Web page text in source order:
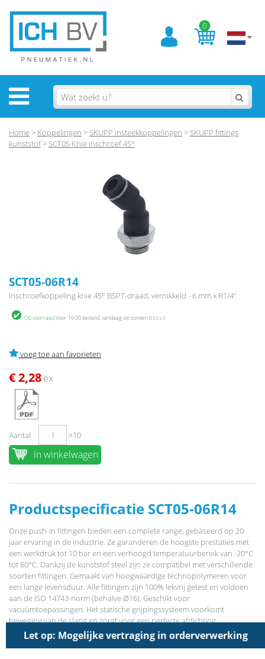
0
Let op: Mogelijke vertraging in orderverwerking
Home> Koppelingen >SKUPP insteekkoppelingen >SKUPP fittings
kunststof>SCT05 Knie inschroef 45°
SCT05-06R14
Inschroefkoppeling knie 45° BSPT-draad, vernikkeld - 6 mm x R1/4”
Op voorraadVoor 16:00 besteld, vandaag verzonden (t.t.v.v.)
voeg toe aan favorieten
€ 2,28ex
Aantal ×10
in winkelwagen
Productspecificatie SCT05-06R14
Onze push-in fittingen bieden een complete range, gebaseerd op 20
jaar ervaring in de industrie. Ze garanderen de hoogste prestaties met
een werkdruk tot 10 bar en een verhoogd temperatuurbereik van -20°C
tot 80°C. Dankzij de kunststof steel zijn ze compatibel met verschillende
soorten fittingen. Gemaakt van hoogwaardige technopolymeren voor
een lange levensduur. Alle fittingen zijn 100% lekvrij getest en voldoen
aan de ISO 14743-norm (behalve Ø16). Geschikt voor
vacuümtoepassingen. Het statische grijpingssysteem voorkomt
beweging van de slang en zorgt voor een perfecte afdichting.
Ontworpen voor maximale doorstroming, afgestemd op de diameter en
schroefdraad.